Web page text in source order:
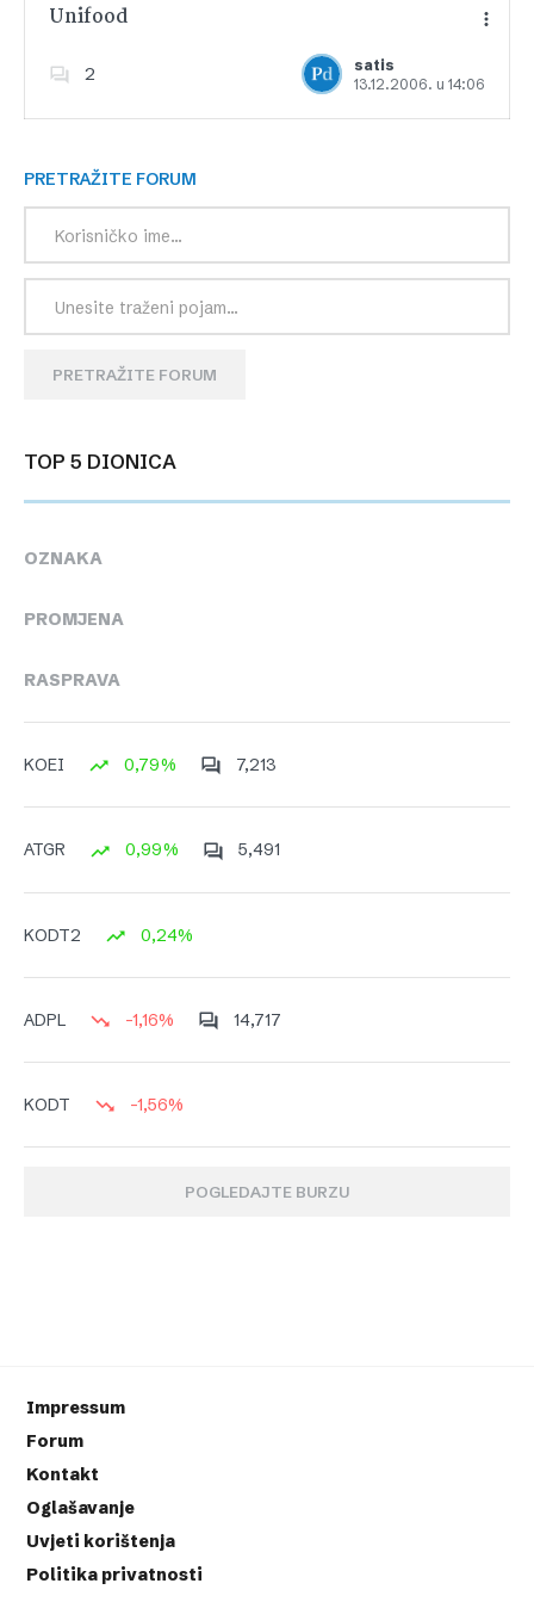
Unifood
2
satis
13.12.2006. u 14:06
Dodajte u favorite
PRETRAŽITE FORUM
PRETRAŽITE FORUM
TOP 5 DIONICA
OZNAKA
PROMJENA
RASPRAVA
KOEI 0,79% 7,213
ATGR 0,99% 5,491
KODT2 0,24%
ADPL -1,16% 14,717
KODT -1,56%
POGLEDAJTE BURZU
Impressum
Forum
Kontakt
Oglašavanje
Uvjeti korištenja
Politika privatnosti